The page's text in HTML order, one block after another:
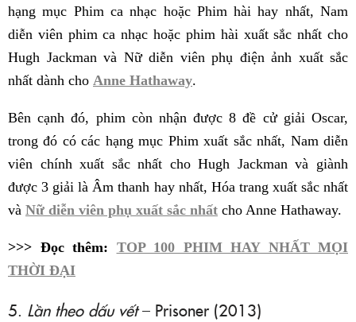
hạng mục Phim ca nhạc hoặc Phim hài hay nhất, Nam
diễn viên phim ca nhạc hoặc phim hài xuất sắc nhất cho
Hugh Jackman và Nữ diễn viên phụ điện ảnh xuất sắc
nhất dành cho Anne Hathaway.
Bên cạnh đó, phim còn nhận được 8 đề cử giải Oscar,
trong đó có các hạng mục Phim xuất sắc nhất, Nam diễn
viên chính xuất sắc nhất cho Hugh Jackman và giành
được 3 giải là Âm thanh hay nhất, Hóa trang xuất sắc nhất
và Nữ diễn viên phụ xuất sắc nhất cho Anne Hathaway.
>>> Đọc thêm: TOP 100 PHIM HAY NHẤT MỌI
THỜI ĐẠI
5. Lần theo dấu vết– Prisoner (2013)